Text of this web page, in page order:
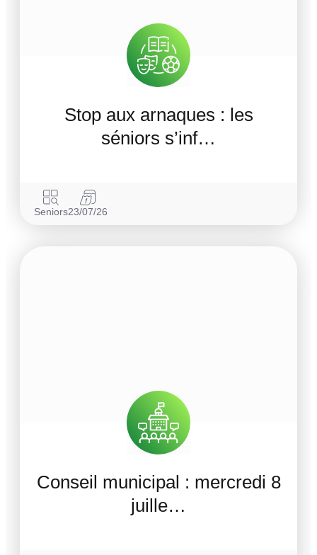
Stop aux arnaques : les
séniors s’inf…
Seniors23/07/26
Conseil municipal : mercredi 8
juille…